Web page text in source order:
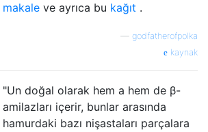
makale ve ayrıca bu kağıt .
godfatherofpolka
kaynak
"Un doğal olarak hem a hem de β-
amilazları içerir, bunlar arasında
hamurdaki bazı nişastaları parçalara